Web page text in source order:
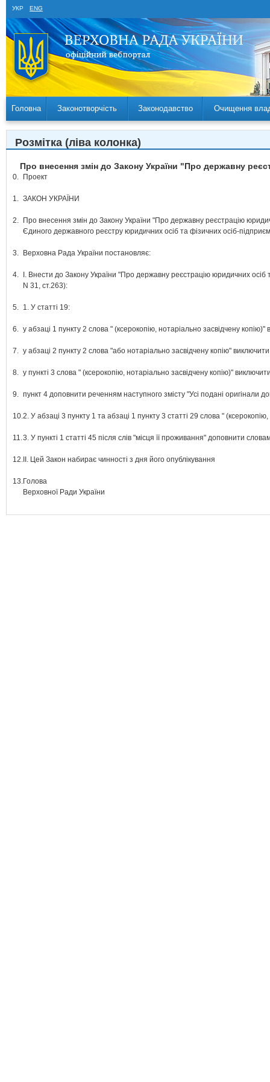
УКР ENG
Головна Законотворчість Законодавство Очищення
Розмітка (ліва колонка)
Про внесення змін до Закону України "Про державну
0. Проект
1. ЗАКОН УКРАЇНИ
2.
Про внесення змін до Закону України "Про державну реєстрацію
Єдиного державного реєстру юридичних осіб та фізичних осіб-
3. Верховна Рада України постановляє:
4.
І. Внести до Закону України "Про державну реєстрацію юридичних осіб
N 31, ст.263):
5. 1. У статті 19:
6. у абзаці 1 пункту 2 слова " (ксерокопію, нотаріально засвідчену копію)"
7. у абзаці 2 пункту 2 слова "або нотаріально засвідчену копію"
8. у пункті 3 слова " (ксерокопію, нотаріально засвідчену копію)"
9. пункт 4 доповнити реченням наступного змісту "Усі подані оригінали
10.2. У абзаці 3 пункту 1 та абзаці 1 пункту 3 статті 29 слова "
11.3. У пункті 1 статті 45 після слів "місця її проживання" доповнити
12. ІІ. Цей Закон набирає чинності з дня його опублікування
13.Голова
Верховної Ради України